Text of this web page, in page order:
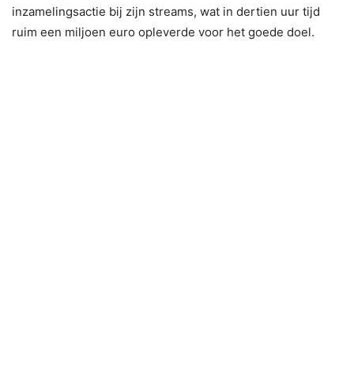
inzamelingsactie bij zijn streams, wat in dertien uur tijd
ruim een miljoen euro opleverde voor het goede doel.